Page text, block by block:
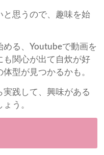
と思うので、趣味を始
める、Youtubeで動画を
も関心が出て自炊が好
型が見つかるかも。
践して、興味がある
う。